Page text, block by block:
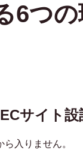
6つの
サイト設
入りません。